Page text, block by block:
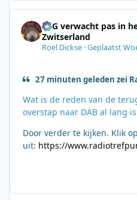
SRG verwacht pas in
Zwitserland
Roel Dickse ·Geplaatst
27 minuten geleden zei
Wat is de reden van de
overstap naar DAB al lang
Door verder te kijken. Klik
uit: https://